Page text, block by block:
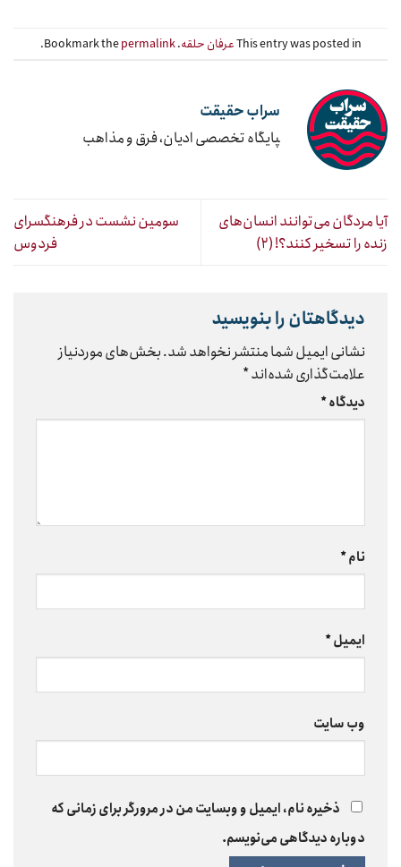
This entry was posted inعرفان حلقه. Bookmark the
permalink
.
سراب حقیقت
‍پایگاه تخصصی ادیان، فرق و مذاهب
آیا مردگان می‌توانند انسان‌های
زنده را تسخیر کنند؟! (۲)
سومین نشست در فرهنگسرای
فردوس
دیدگاهتان را بنویسید
نشانی ایمیل شما منتشر نخواهد شد.بخش‌های موردنیاز
علامت‌گذاری شده‌اند*
دیدگاه*
نام*
ایمیل*
وب‌ سایت
ذخیره نام، ایمیل و وبسایت من در مرورگر برای زمانی که
دوباره دیدگاهی می‌نویسم.